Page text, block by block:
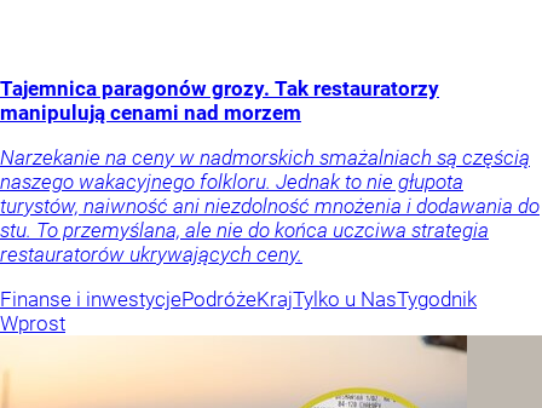
Tajemnica paragonów grozy. Tak restauratorzy
manipulują cenami nad morzem
Narzekanie na ceny w nadmorskich smażalniach są częścią
naszego wakacyjnego folkloru. Jednak to nie głupota
turystów, naiwność ani niezdolność mnożenia i dodawania do
stu. To przemyślana, ale nie do końca uczciwa strategia
restauratorów ukrywających ceny.
Finanse i inwestycjePodróżeKrajTylko u NasTygodnik
Wprost